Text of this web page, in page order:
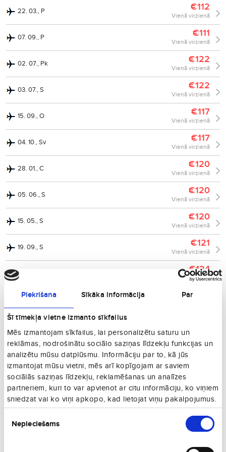
Piekrišana Sīkāka informācija Par
Šī tīmekļa vietne izmanto sīkfailus
Mēs izmantojam sīkfailus, lai personalizētu saturu un
reklāmas, nodrošinātu sociālo saziņas līdzekļu funkcijas un
analizētu mūsu datplūsmu. Informāciju par to, kā jūs
izmantojat mūsu vietni, mēs arī kopīgojam ar saviem
sociālās saziņas līdzekļu, reklamēšanas un analīzes
partneriem, kuri to var apvienot ar citu informāciju, ko viņiem
sniedzat vai ko viņi apkopo, kad lietojat viņu pakalpojumus.
izvēle
Nepieciešams
22. 03., P €112
Vienā virzienā
07. 09., P €111
Vienā virzienā
02. 07., Pk €122
Vienā virzienā
03. 07., S €122
Vienā virzienā
15. 09., O €117
Vienā virzienā
04. 10., Sv €117
Vienā virzienā
28. 01., C €120
Vienā virzienā
05. 06., S €120
Vienā virzienā
15. 05., S €120
Vienā virzienā
19. 09., S €121
Vienā virzienā
25. 08., O €124
Vienā virzienā
09. 03., O €122
Vienā virzienā
18. 09., Pk €127
Vienā virzienā
16. 09., T
Vienā virzienā
€131
Vienā virzienā
€130